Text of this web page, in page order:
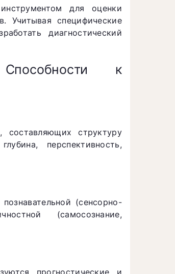
для оценки
Учитывая специфические
диагностический
к
составляющих структуру
перспективность,
(сенсорно-
(самосознание,
прогностические и